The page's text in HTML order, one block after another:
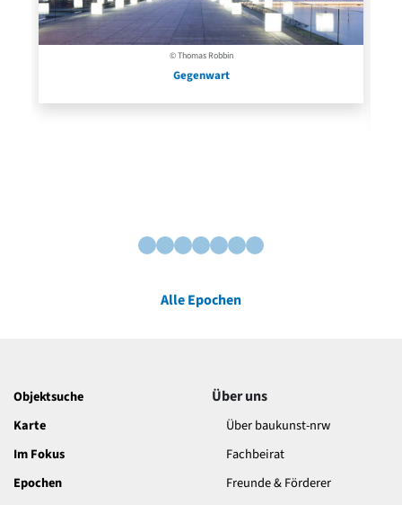
© Thomas Robbin
Gegenwart
Alle Epochen
Objektsuche
Karte
Im Fokus
Epochen
Über uns
Über baukunst-nrw
Fachbeirat
Freunde & Förderer